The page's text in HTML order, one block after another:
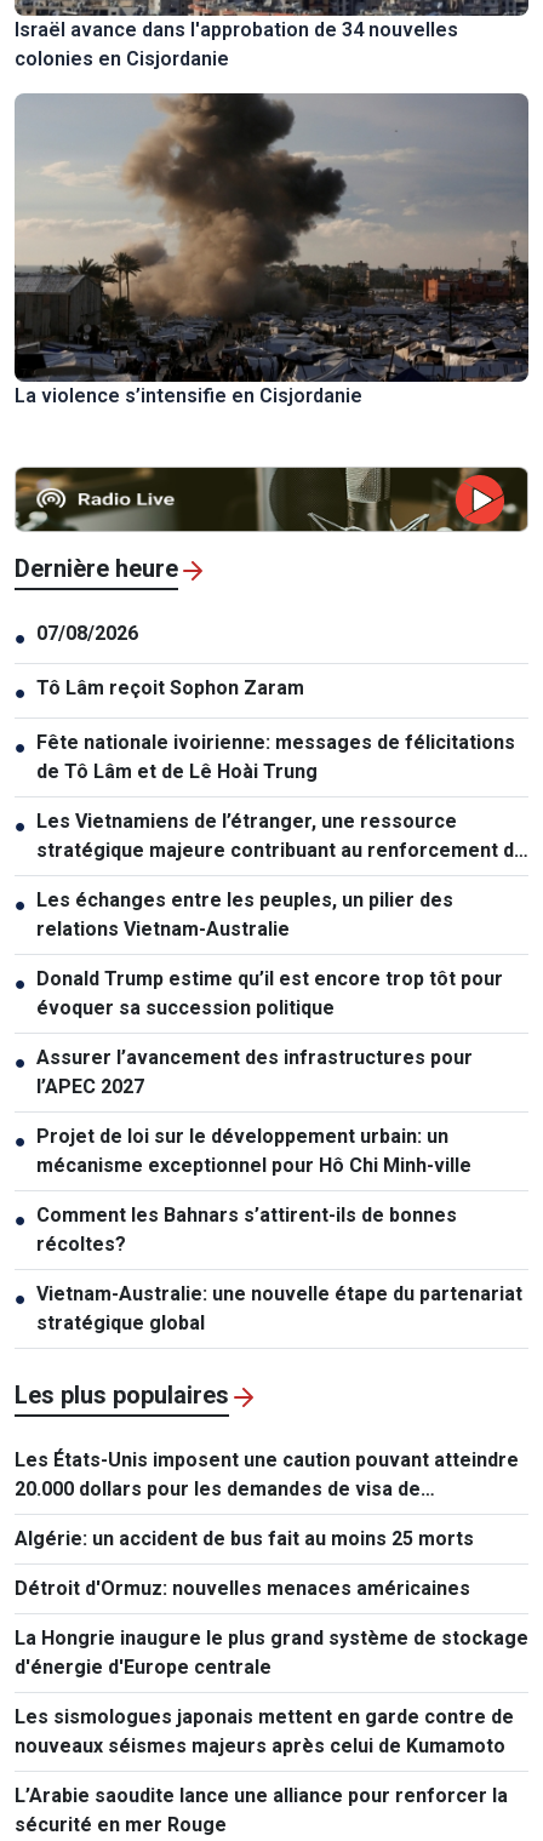
Israël avance dans l'approbation de 34 nouvelles
colonies en Cisjordanie
La violence s’intensifie en Cisjordanie
Dernière heure
● 07/08/2026
● Tô Lâm reçoit Sophon Zaram
●
Fête nationale ivoirienne: messages de félicitations
de Tô Lâm et de Lê Hoài Trung
●
Les Vietnamiens de l’étranger, une ressource
stratégique majeure contribuant au renforcement de
la puissance nationale
●
Les échanges entre les peuples, un pilier des
relations Vietnam-Australie
●
Donald Trump estime qu’il est encore trop tôt pour
évoquer sa succession politique
● Assurer l’avancement des infrastructures pour
l’APEC 2027
●
Projet de loi sur le développement urbain: un
mécanisme exceptionnel pour Hô Chi Minh-ville
● Comment les Bahnars s’attirent-ils de bonnes
récoltes?
● Vietnam-Australie: une nouvelle étape du partenariat
stratégique global
Les plus populaires
Les États-Unis imposent une caution pouvant atteindre
20.000 dollars pour les demandes de visa de
ressortissants de 50 pays
Algérie: un accident de bus fait au moins 25 morts
Détroit d'Ormuz: nouvelles menaces américaines
La Hongrie inaugure le plus grand système de stockage
d'énergie d'Europe centrale
Les sismologues japonais mettent en garde contre de
nouveaux séismes majeurs après celui de Kumamoto
L’Arabie saoudite lance une alliance pour renforcer la
sécurité en mer Rouge